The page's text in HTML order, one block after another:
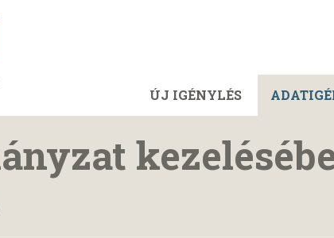
ÚJ IGÉNYLÉS